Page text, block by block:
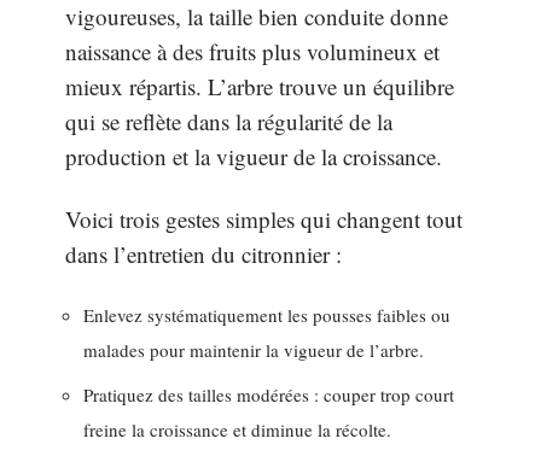
vigoureuses, la taille bien conduite donne
naissance à des fruits plus volumineux et
mieux répartis. L’arbre trouve un équilibre
qui se reflète dans la régularité de la
production et la vigueur de la croissance.
Voici trois gestes simples qui changent tout
dans l’entretien du citronnier :
Enlevez systématiquement les pousses faibles ou
malades pour maintenir la vigueur de l’arbre.
Pratiquez des tailles modérées : couper trop court
freine la croissance et diminue la récolte.